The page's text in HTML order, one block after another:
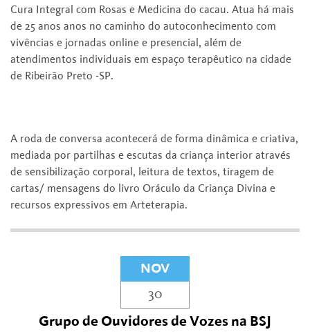
Cura Integral com Rosas e Medicina do cacau. Atua há mais
de 25 anos anos no caminho do autoconhecimento com
vivências e jornadas online e presencial, além de
atendimentos individuais em espaço terapêutico na cidade
de Ribeirão Preto -SP.
A roda de conversa acontecerá de forma dinâmica e criativa,
mediada por partilhas e escutas da criança interior através
de sensibilização corporal, leitura de textos, tiragem de
cartas/ mensagens do livro Oráculo da Criança Divina e
recursos expressivos em Arteterapia.
NOV
30
Grupo de Ouvidores de Vozes na BSJ